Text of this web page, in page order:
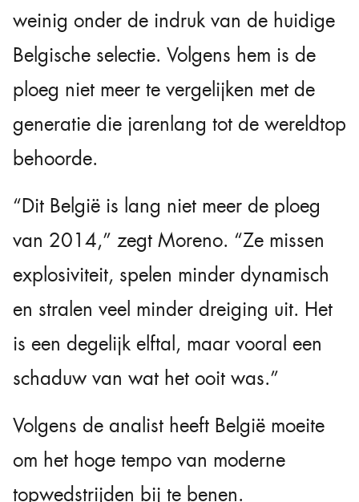
weinig onder de indruk van de huidige
Belgische selectie. Volgens hem is de
ploeg niet meer te vergelijken met de
generatie die jarenlang tot de wereldtop
behoorde.
“Dit België is lang niet meer de ploeg
van 2014,” zegt Moreno. “Ze missen
explosiviteit, spelen minder dynamisch
en stralen veel minder dreiging uit. Het
is een degelijk elftal, maar vooral een
schaduw van wat het ooit was.”
Volgens de analist heeft België moeite
om het hoge tempo van moderne
topwedstrijden bij te benen.